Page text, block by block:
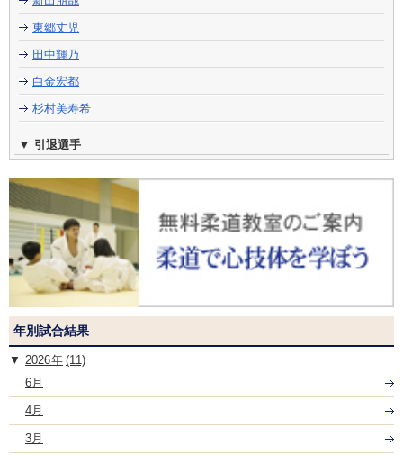
東郷丈児
田中輝乃
白金宏都
杉村美寿希
引退選手
年別試合結果
2026
(11)
6月
4月
3月